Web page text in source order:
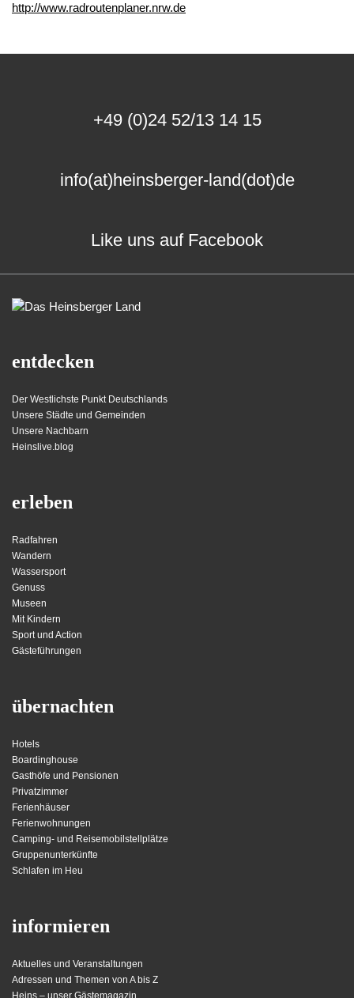
http://www.radroutenplaner.nrw.de
+49 (0)24 52/13 14 15
info(at)heinsberger-land(dot)de
Like uns auf Facebook
entdecken
Der Westlichste Punkt Deutschlands
Unsere Städte und Gemeinden
Unsere Nachbarn
Heinslive.blog
erleben
Radfahren
Wandern
Wassersport
Genuss
Museen
Mit Kindern
Sport und Action
Gästeführungen
übernachten
Hotels
Boardinghouse
Gasthöfe und Pensionen
Privatzimmer
Ferienhäuser
Ferienwohnungen
Camping- und Reisemobilstellplätze
Gruppenunterkünfte
Schlafen im Heu
informieren
Aktuelles und Veranstaltungen
Adressen und Themen von A bis Z